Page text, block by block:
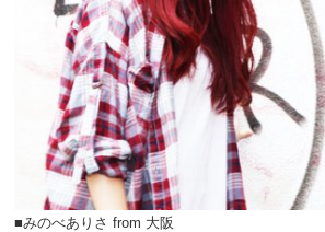
■みのべありさ from 大阪